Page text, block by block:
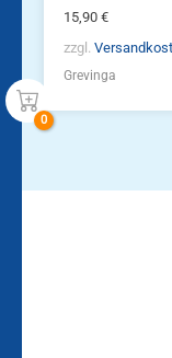
15,90 €
zzgl.
Grevinga